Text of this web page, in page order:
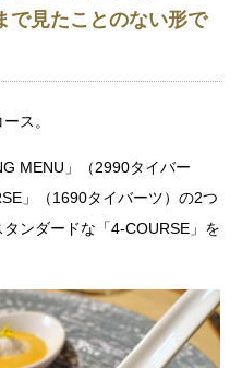
見たことのない形で
ス。
MENU」（2990タイバー
」（1690タイバーツ）の2つ
ンダードな「4-COURSE」を